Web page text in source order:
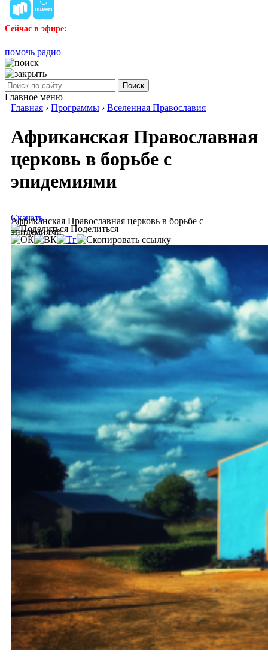
Сейчас в эфире:
помочь радио
Поиск
Главное меню
Главная › Программы › Вселенная Православия
Африканская Православная
церковь в борьбе с
эпидемиями
Африканская Православная церковь в борьбе с
эпидемиями
Скачать
Поделиться